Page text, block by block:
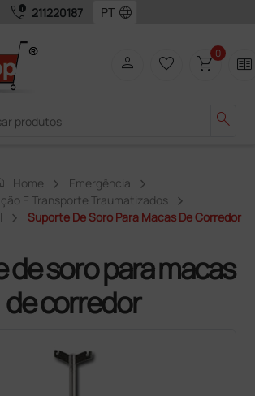
call_quality 211220187 language
search
person favorite_border shopping_cart0 two_pager
Home
Emergência
E Transporte Traumatizados
Suporte De Soro Para Macas De Corredor
soro para macas
de corredor